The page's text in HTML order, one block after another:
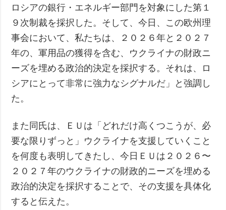
ロシアの銀行・エネルギー部門を対象にした第１
９次制裁を採択した。そして、今日、この欧州理
事会において、私たちは、２０２６年と２０２７
年の、軍用品の獲得を含む、ウクライナの財政ニ
ーズを埋める政治的決定を採択する。それは、ロ
シアにとって非常に強力なシグナルだ」と強調し
た。
また同氏は、ＥＵは「どれだけ高くつこうが、必
要な限りずっと」ウクライナを支援していくこと
を何度も表明してきたし、今日ＥＵは２０２６〜
２０２７年のウクライナの財政的ニーズを埋める
政治的決定を採択することで、その支援を具体化
すると伝えた。